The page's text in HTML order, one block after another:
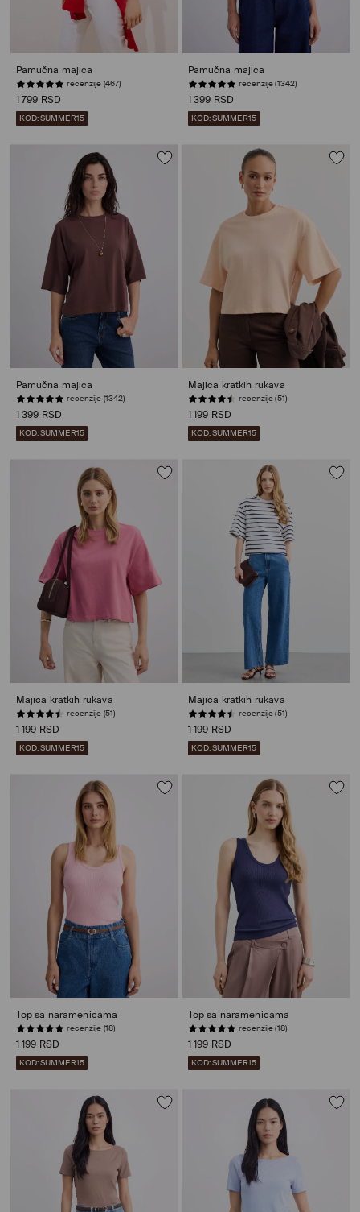
Pamučna majica
recenzije (467)
1 799 RSD
KOD: SUMMER15
Pamučna majica
recenzije (1342)
1 399 RSD
KOD: SUMMER15
Pamučna majica
recenzije (1342)
1 399 RSD
KOD: SUMMER15
Majica kratkih rukava
recenzije (51)
1 199 RSD
KOD: SUMMER15
Majica kratkih rukava
recenzije (51)
1 199 RSD
KOD: SUMMER15
Majica kratkih rukava
recenzije (51)
1 199 RSD
KOD: SUMMER15
Top sa naramenicama
recenzije (18)
1 199 RSD
KOD: SUMMER15
Top sa naramenicama
recenzije (18)
1 199 RSD
KOD: SUMMER15